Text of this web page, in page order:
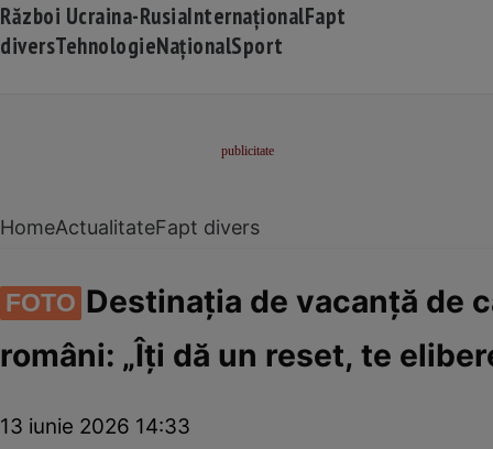
Război Ucraina-RusiaInternaționalFapt
diversTehnologieNaționalSport
HomeActualitateFapt divers
FOTO Destinația de vacanță de
români: „Îți dă un reset, te
13 iunie 2026 14:33